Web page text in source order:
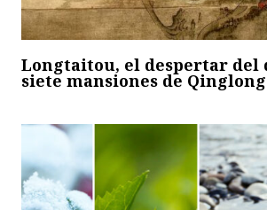
Longtaitou, el despertar del
siete mansiones de Qinglong